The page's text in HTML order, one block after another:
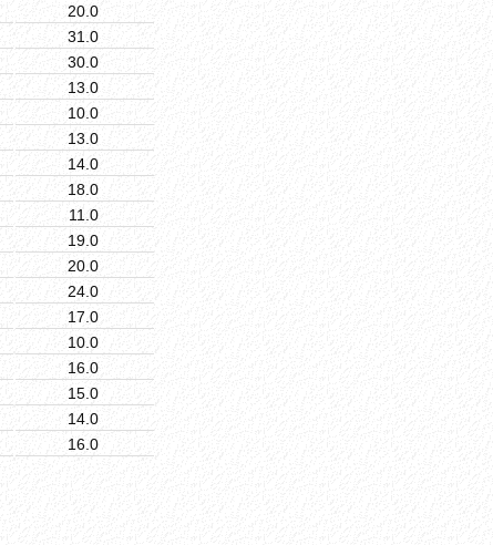
20.0
31.0
30.0
13.0
10.0
13.0
14.0
18.0
11.0
19.0
20.0
24.0
17.0
10.0
16.0
15.0
14.0
16.0